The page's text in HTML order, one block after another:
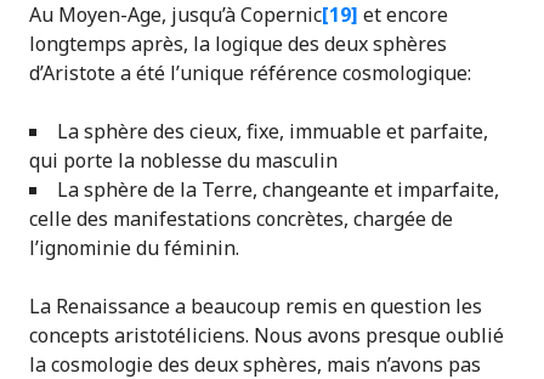
Au Moyen-Age, jusqu’à Copernic[19] et encore
longtemps après, la logique des deux sphères
d’Aristote a été l’unique référence cosmologique:
La sphère des cieux, fixe, immuable et parfaite,
qui porte la noblesse du masculin
La sphère de la Terre, changeante et imparfaite,
celle des manifestations concrètes, chargée de
l’ignominie du féminin.
La Renaissance a beaucoup remis en question les
concepts aristotéliciens. Nous avons presque oublié
la cosmologie des deux sphères, mais n’avons pas